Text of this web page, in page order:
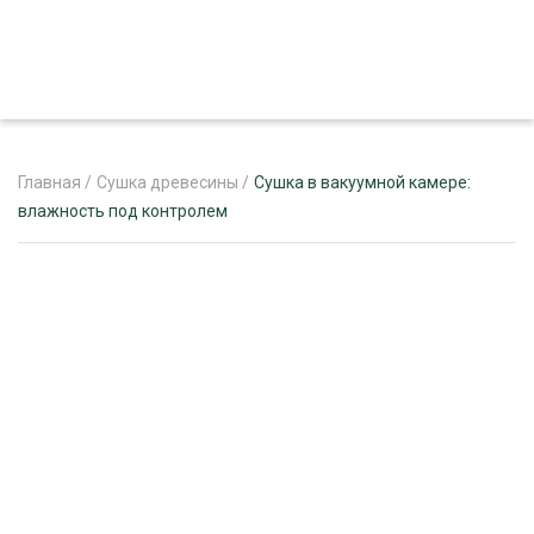
Главная / Сушка древесины / Сушка в вакуумной камере:
влажность под контролем